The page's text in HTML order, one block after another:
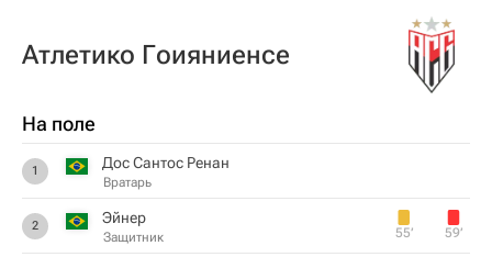
Атлетико Гоияниенсе
На поле
1 Дос Сантос Ренан
Вратарь
2 Эйнер
Защитник 55‎’‎ 59‎’‎